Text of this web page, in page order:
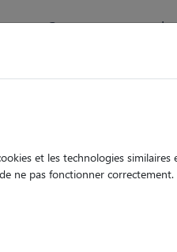
Comment ça
et les technologies
ne pas fonctionner correctement.